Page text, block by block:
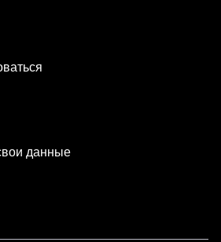
данные